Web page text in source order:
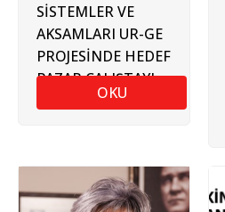
SİSTEMLER VE
AKSAMLARI UR-GE
PROJESİNDE HEDEF
PAZAR ÇALIŞTAYI
DÜZENLENDİ
OKU